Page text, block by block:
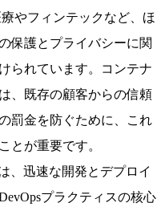
療やフィンテックなど、ほ
保護とプライバシーに関
られています。コンテナ
、既存の顧客からの信頼
罰金を防ぐために、これ
とが重要です。
、迅速な開発とデプロイ
プラクティスの核心